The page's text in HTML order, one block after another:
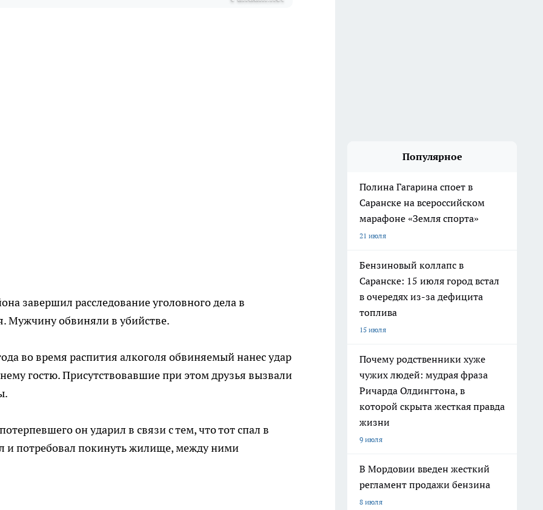
завершил расследование уголовного дела в
Мужчину обвиняли в убийстве.
во время распития алкоголя обвиняемый нанес удар
гостю. Присутствовавшие при этом друзья вызвали
он ударил в связи с тем, что тот спал в
и потребовал покинуть жилище, между ними
Популярное
Полина Гагарина споет в
Саранске на всероссийском
марафоне «Земля спорта»
21 июля
Бензиновый коллапс в
Саранске: 15 июля город встал
в очередях из-за дефицита
топлива
15 июля
Почему родственники хуже
чужих людей: мудрая фраза
Ричарда Олдингтона, в
которой скрыта жесткая правда
жизни
9 июля
В Мордовии введен жесткий
регламент продажи бензина
8 июля